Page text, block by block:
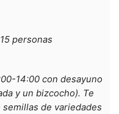
personas
14:00 con desayuno
y un bizcocho). Te
de variedades